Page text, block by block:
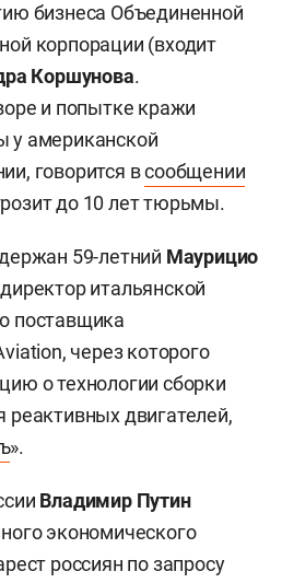
бизнеса Объединенной
корпорации (входит
Коршунова.
и попытке кражи
у американской
говорится всообщении
до 10 лет тюрьмы.
59-летний Маурицио
итальянской
поставщика
через которого
о технологии сборки
реактивных двигателей,
».
Владимир Путин
экономического
россиян по запросу